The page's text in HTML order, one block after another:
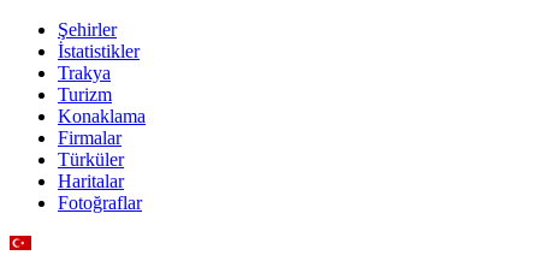
Şehirler
İstatistikler
Trakya
Turizm
Konaklama
Firmalar
Türküler
Haritalar
Fotoğraflar